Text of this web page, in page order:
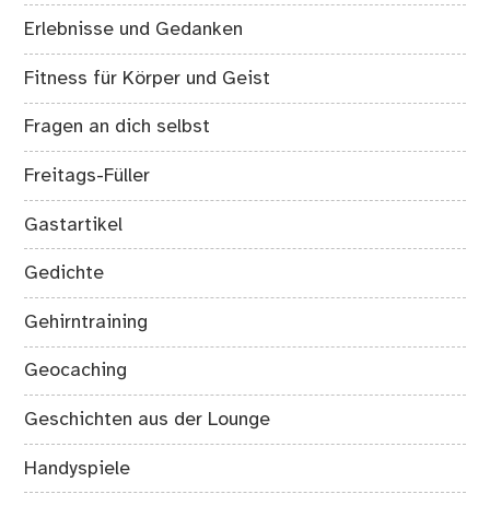
Erlebnisse und Gedanken
Fitness für Körper und Geist
Fragen an dich selbst
Freitags-Füller
Gastartikel
Gedichte
Gehirntraining
Geocaching
Geschichten aus der Lounge
Handyspiele